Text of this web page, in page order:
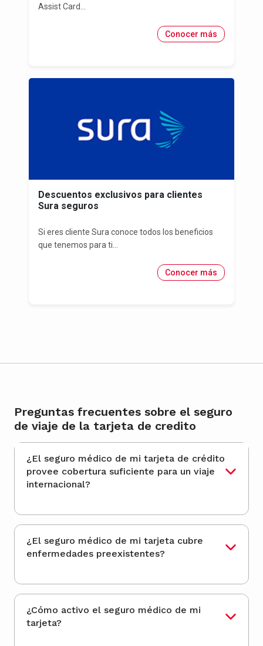
Assist Card...
Conocer más
Descuentos exclusivos para clientes
Sura seguros
Si eres cliente Sura conoce todos los beneficios
que tenemos para ti...
Conocer más
Preguntas frecuentes sobre el seguro
de viaje de la tarjeta de credito
¿El seguro médico de mi tarjeta de crédito
provee cobertura suficiente para un viaje
internacional?
¿El seguro médico de mi tarjeta cubre
enfermedades preexistentes?
¿Cómo activo el seguro médico de mi
tarjeta?